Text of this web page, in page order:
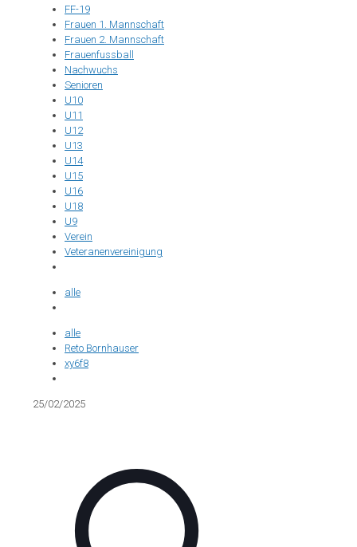
FF-19
Frauen 1. Mannschaft
Frauen 2. Mannschaft
Frauenfussball
Nachwuchs
Senioren
U10
U11
U12
U13
U14
U15
U16
U18
U9
Verein
Veteranenvereinigung
alle
alle
Reto Bornhauser
xy6f8
25/02/2025